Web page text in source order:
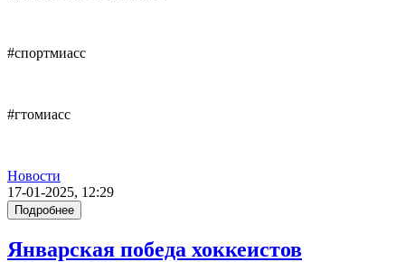
#спортмиасс
#гтомиасс
Новости
17-01-2025, 12:29
Подробнее
Январская победа хоккеистов